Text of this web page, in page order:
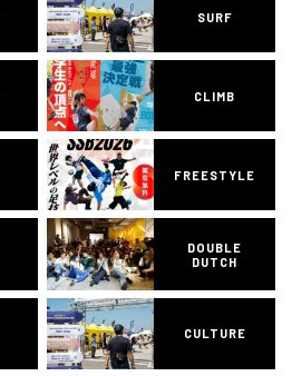
SURF
CLIMB
FREESTYLE
DOUBLE
DUTCH
CULTURE